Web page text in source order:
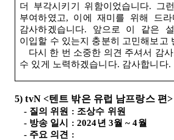
더 부각시키기 위함이었습니다. 그
부여하였고, 이에 재미를 위해 드
감사하겠습니다. 앞으로 이 같은
이입할 수 있는지 충분히 고민해보고
다시 한 번 소중한 의견 주셔서 감
수 있게 노력하겠습니다. 감사합니다.
5) tvN <텐트 밖은 유럽 남프랑스 편>
- 질의 위원 : 조상수 위원
- 방송 일시 : 2024년 3월 ~ 4월
- 주요 의견 :